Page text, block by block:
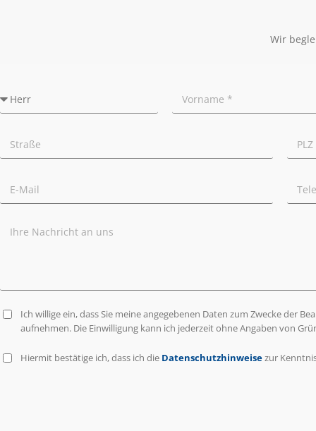
Wir
Ich willige ein, dass Sie meine angegebenen Daten zum Zwecke der
aufnehmen. Die Einwilligung kann ich jederzeit ohne Angaben von
Hiermit bestätige ich, dass ich die Datenschutzhinweisezur